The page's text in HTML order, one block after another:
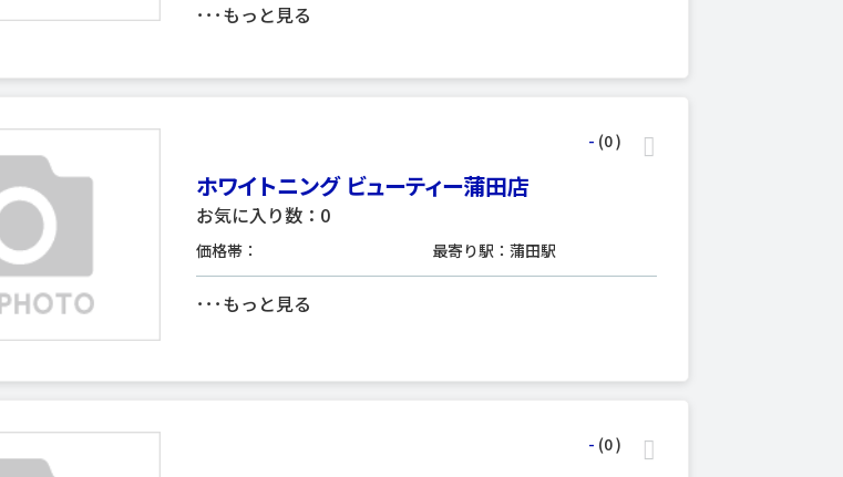
･･･もっと見る
ホワイトニング ビューティー蒲田店
お気に入り数：0
価格帯： 最寄り駅：蒲田駅
- (0)
･･･もっと見る
- (0)